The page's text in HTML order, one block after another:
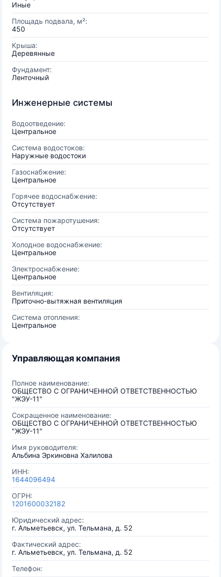
Иные
Площадь подвала, м²:
450
Крыша:
Деревянные
Фундамент:
Ленточный
Инженерные системы
Водоотведение:
Центральное
Система водостоков:
Наружные водостоки
Газоснабжение:
Центральное
Горячее водоснабжение:
Отсутствует
Система пожаротушения:
Отсутствует
Холодное водоснабжение:
Центральное
Электроснабжение:
Центральное
Вентиляция:
Приточно-вытяжная вентиляция
Система отопления:
Центральное
Управляющая компания
Полное наименование:
ОБЩЕСТВО С ОГРАНИЧЕННОЙ ОТВЕТСТВЕННОСТЬЮ
"ЖЭУ-11"
Сокращенное наименование:
ОБЩЕСТВО С ОГРАНИЧЕННОЙ ОТВЕТСТВЕННОСТЬЮ
"ЖЭУ-11"
Имя руководителя:
Альбина Эркиновна Халилова
ИНН:
1644096494
ОГРН:
1201600032182
Юридический адрес:
г. Альметьевск, ул. Тельмана, д. 52
Фактический адрес:
г. Альметьевск, ул. Тельмана, д. 52
Телефон: